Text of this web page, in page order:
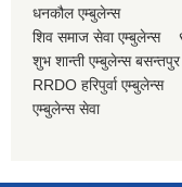
धनकौल एम्बुलेन्स
शिव समाज सेवा एम्बुलेन्स
शुभ शान्ती एम्बुलेन्स
RRDO हरिपुर्वा
एम्बुलेन्स सेवा